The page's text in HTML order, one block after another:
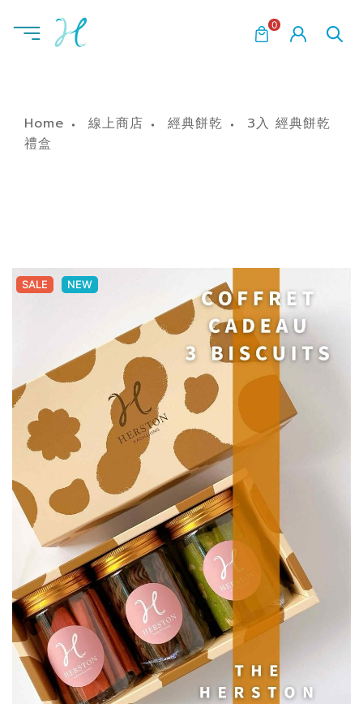
0
Home 線上商店 經典餅乾
3入 經典餅乾
禮盒
SALE NEW